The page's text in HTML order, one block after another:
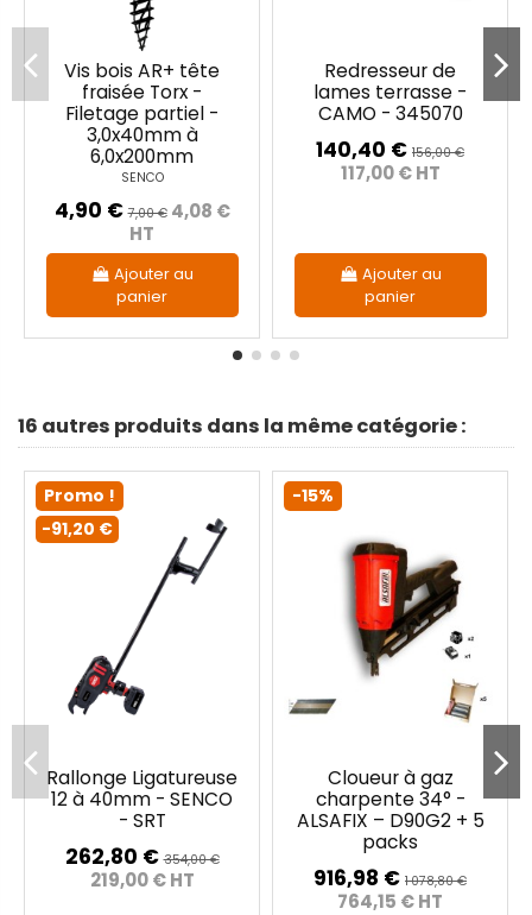
Vis bois AR+ tête
fraisée Torx -
Filetage partiel -
3,0x40mm à
6,0x200mm
SENCO
4,90 €7,00 € 4,08 €
HT
Ajouter au
panier
Redresseur de
lames terrasse -
CAMO - 345070
140,40 € 156,00 €
117,00 € HT
Ajouter au
panier
16 autres produits dans la même catégorie :
Promo !
-91,20 €
Rallonge Ligatureuse
12 à 40mm - SENCO
- SRT
262,80 €354,00 €
219,00 € HT
-15%
Cloueur à gaz
charpente 34° -
ALSAFIX – D90G2 + 5
packs
916,98 € 1 078,80 €
764,15 € HT